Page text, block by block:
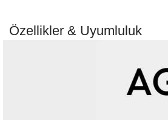
Özellikler & Uyumluluk